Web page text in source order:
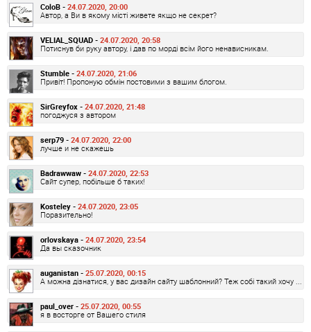
ColoB - 24.07.2020, 20:00
Автор, а Ви в якому місті живете якщо не секрет?
VELIAL_SQUAD - 24.07.2020, 20:58
Потиснув би руку автору, і дав по морді всім його ненависникам.
Stumble - 24.07.2020, 21:06
Привіт! Пропоную обмін постовими з вашим блогом.
SirGreyfox - 24.07.2020, 21:48
погоджуся з автором
serp79 - 24.07.2020, 22:00
лучше и не скажешь
Badrawwaw - 24.07.2020, 22:53
Сайт супер, побільше б таких!
Kosteley - 24.07.2020, 23:05
Поразительно!
orlovskaya - 24.07.2020, 23:54
Да вы сказочник
auganistan - 25.07.2020, 00:15
А можна дізнатися, у вас дизайн сайту шаблонний? Теж собі такий хочу ...
paul_over - 25.07.2020, 00:55
я в восторге от Вашего стиля